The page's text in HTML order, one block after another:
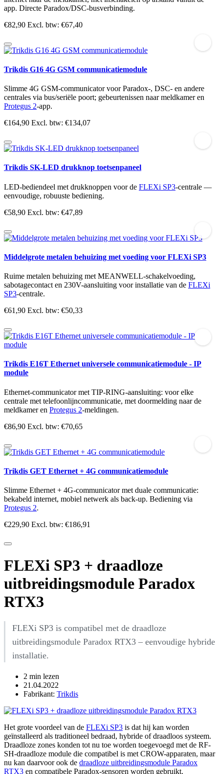
app. Directe Paradox/DSC-busverbinding.
€82,90 Excl. btw: €67,40
Trikdis G16 4G GSM communicatiemodule
Slimme 4G GSM-communicator voor Paradox-, DSC- en andere
centrales via bus/seriële poort; gebeurtenissen naar meldkamer en
Protegus 2-app.
€164,90 Excl. btw: €134,07
Trikdis SK-LED drukknop toetsenpaneel
LED-bediendeel met drukknoppen voor de FLEXi SP3-centrale —
eenvoudige, robuuste bediening.
€58,90 Excl. btw: €47,89
Middelgrote metalen behuizing met voeding voor FLEXi SP3
Ruime metalen behuizing met MEANWELL-schakelvoeding,
sabotagecontact en 230V-aansluiting voor installatie van de FLEXi
SP3-centrale.
€61,90 Excl. btw: €50,33
Trikdis E16T Ethernet universele communicatiemodule - IP
module
Ethernet-communicator met TIP-RING-aansluiting: voor elke
centrale met telefoonlijncommunicatie, met doormelding naar de
meldkamer en Protegus 2-meldingen.
€86,90 Excl. btw: €70,65
Trikdis GET Ethernet + 4G communicatiemodule
Slimme Ethernet + 4G-communicator met duale communicatie:
bekabeld internet, mobiel netwerk als back-up. Bediening via
Protegus 2.
€229,90 Excl. btw: €186,91
FLEXi SP3 + draadloze
uitbreidingsmodule Paradox
RTX3
FLEXi SP3 is compatibel met de draadloze
uitbreidingsmodule Paradox RTX3 – eenvoudige hybride
installatie.
2 min lezen
21.04.2022
Fabrikant: Trikdis
Het grote voordeel van de FLEXi SP3 is dat hij kan worden
geïnstalleerd als traditioneel bedraad, hybride of draadloos systeem.
Draadloze zones konden tot nu toe worden toegevoegd met de RF-
SH-draadloze module die compatibel is met CROW-apparaten, maar
nu kan daarvoor ook de draadloze uitbreidingsmodule Paradox
RTX3 en compatibele Paradox-sensoren worden gebruikt.